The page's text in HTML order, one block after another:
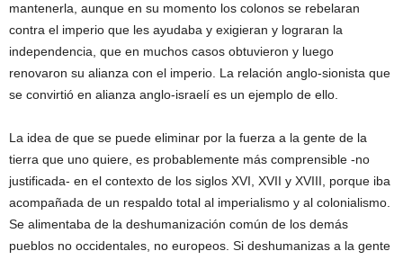
mantenerla, aunque en su momento los colonos se rebelaran
contra el imperio que les ayudaba y exigieran y lograran la
independencia, que en muchos casos obtuvieron y luego
renovaron su alianza con el imperio. La relación anglo-sionista que
se convirtió en alianza anglo-israelí es un ejemplo de ello.
La idea de que se puede eliminar por la fuerza a la gente de la
tierra que uno quiere, es probablemente más comprensible -no
justificada- en el contexto de los siglos XVI, XVII y XVIII, porque iba
acompañada de un respaldo total al imperialismo y al colonialismo.
Se alimentaba de la deshumanización común de los demás
pueblos no occidentales, no europeos. Si deshumanizas a la gente